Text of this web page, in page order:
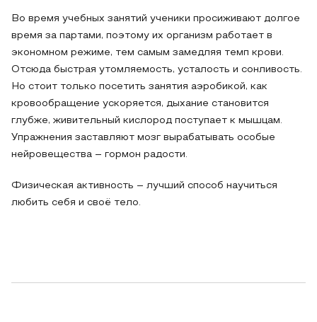
Во время учебных занятий ученики просиживают долгое
время за партами, поэтому их организм работает в
экономном режиме, тем самым замедляя темп крови.
Отсюда быстрая утомляемость, усталость и сонливость.
Но стоит только посетить занятия аэробикой, как
кровообращение ускоряется, дыхание становится
глубже, живительный кислород поступает к мышцам.
Упражнения заставляют мозг вырабатывать особые
нейровещества – гормон радости.
Физическая активность – лучший способ научиться
любить себя и своё тело.